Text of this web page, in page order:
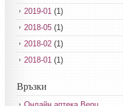
2019-01 (1)
2018-05 (1)
2018-02 (1)
2018-01 (1)
2017-11
Връзки